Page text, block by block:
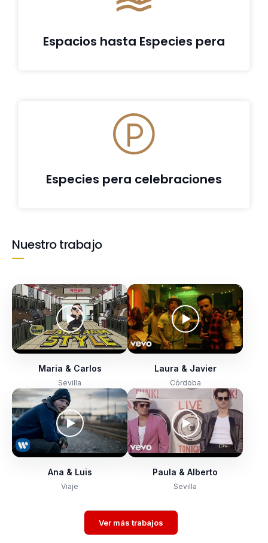
Espacios hasta​ Especies pera
Especies pera celebraciones
Nuestro trabajo
Maria & Carlos
Sevilla
Laura & Javier
Córdoba
Ana & Luis
Viaje
Paula & Alberto
Sevilla
Ver más trabajos